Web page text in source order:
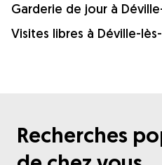
Garderie de jour à
Visites libres à Déville-
Recherches